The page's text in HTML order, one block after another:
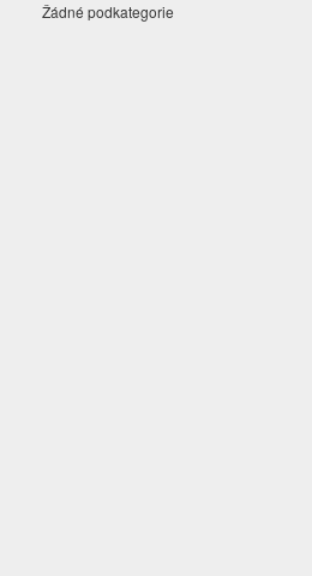
Žádné podkategorie